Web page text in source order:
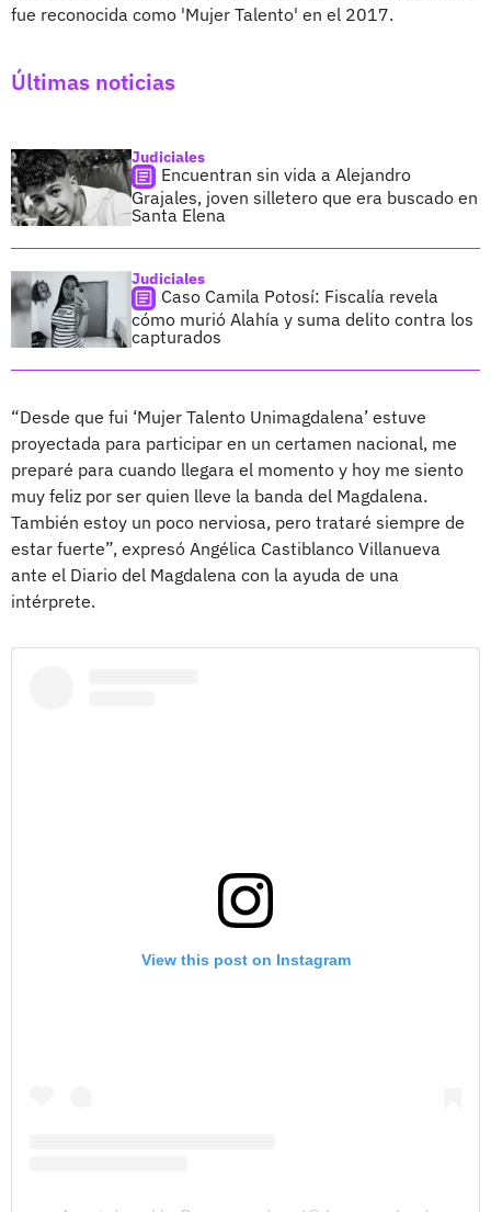
fue reconocida como 'Mujer Talento' en el 2017.
Últimas noticias
Judiciales
Encuentran sin vida a Alejandro
Grajales, joven silletero que era buscado en
Santa Elena
Judiciales
Caso Camila Potosí: Fiscalía revela
cómo murió Alahía y suma delito contra los
capturados
“Desde que fui ‘Mujer Talento Unimagdalena’ estuve
proyectada para participar en un certamen nacional, me
preparé para cuando llegara el momento y hoy me siento
muy feliz por ser quien lleve la banda del Magdalena.
También estoy un poco nerviosa, pero trataré siempre de
estar fuerte”, expresó Angélica Castiblanco Villanueva
ante el Diario del Magdalena con la ayuda de una
intérprete.
View this post on Instagram